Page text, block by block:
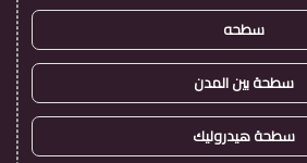
سطحه
سطحة بين المدن
سطحة هيدروليك